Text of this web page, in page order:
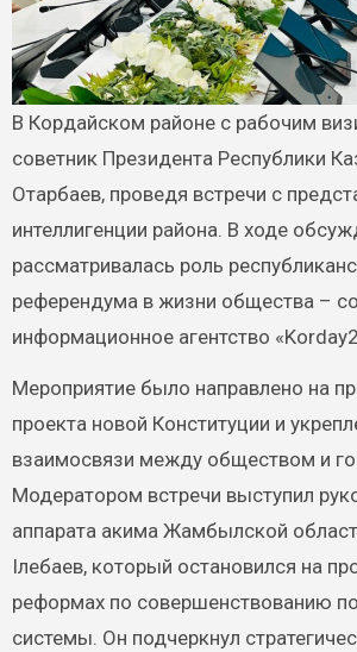
В Кордайском районе с рабочим визитом побывал
советник Президента Республики
Отарбаев, проведя встречи с
интеллигенции района. В ходе
рассматривалась роль
референдума в жизни общества –
информационное агентство
Мероприятие было направлено на
проекта новой Конституции и
взаимосвязи между обществом и
Модератором встречи выступил
аппарата акима Жамбылской
Ілебаев, который остановился на
реформах по совершенствованию
системы. Он подчеркнул